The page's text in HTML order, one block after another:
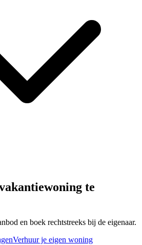
te
en boek rechtstreeks bij de eigenaar.
Verhuur je eigen woning